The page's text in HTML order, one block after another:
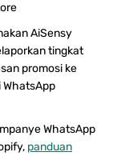
AiSensy
tingkat
promosi ke
WhatsApp
panduan